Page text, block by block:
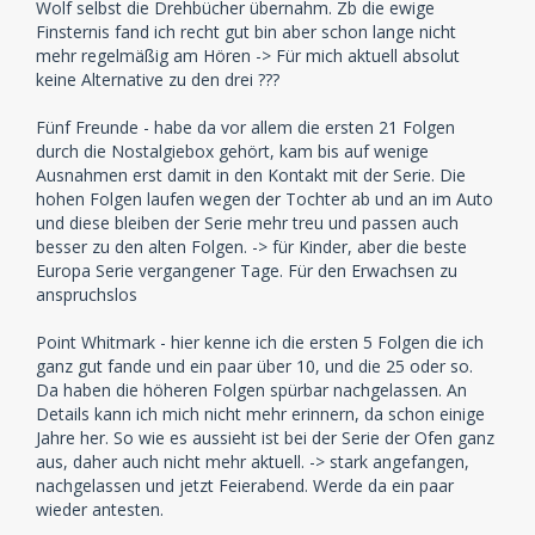
Wolf selbst die Drehbücher übernahm. Zb die ewige
Finsternis fand ich recht gut bin aber schon lange nicht
mehr regelmäßig am Hören -> Für mich aktuell absolut
keine Alternative zu den drei ???
Fünf Freunde - habe da vor allem die ersten 21 Folgen
durch die Nostalgiebox gehört, kam bis auf wenige
Ausnahmen erst damit in den Kontakt mit der Serie. Die
hohen Folgen laufen wegen der Tochter ab und an im Auto
und diese bleiben der Serie mehr treu und passen auch
besser zu den alten Folgen. -> für Kinder, aber die beste
Europa Serie vergangener Tage. Für den Erwachsen zu
anspruchslos
Point Whitmark - hier kenne ich die ersten 5 Folgen die ich
ganz gut fande und ein paar über 10, und die 25 oder so.
Da haben die höheren Folgen spürbar nachgelassen. An
Details kann ich mich nicht mehr erinnern, da schon einige
Jahre her. So wie es aussieht ist bei der Serie der Ofen ganz
aus, daher auch nicht mehr aktuell. -> stark angefangen,
nachgelassen und jetzt Feierabend. Werde da ein paar
wieder antesten.